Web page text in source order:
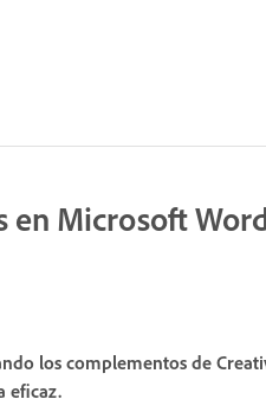
Microsoft
los complementos de
eficaz.